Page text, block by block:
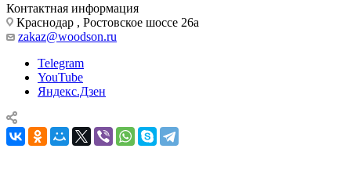
Контактная информация
Краснодар , Ростовское шоссе 26а
zakaz@woodson.ru
Telegram
YouTube
Яндекс.Дзен